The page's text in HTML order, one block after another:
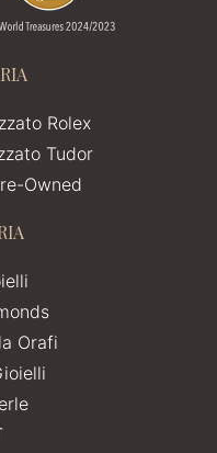
Rolex
Tudor
Owned
Orafi